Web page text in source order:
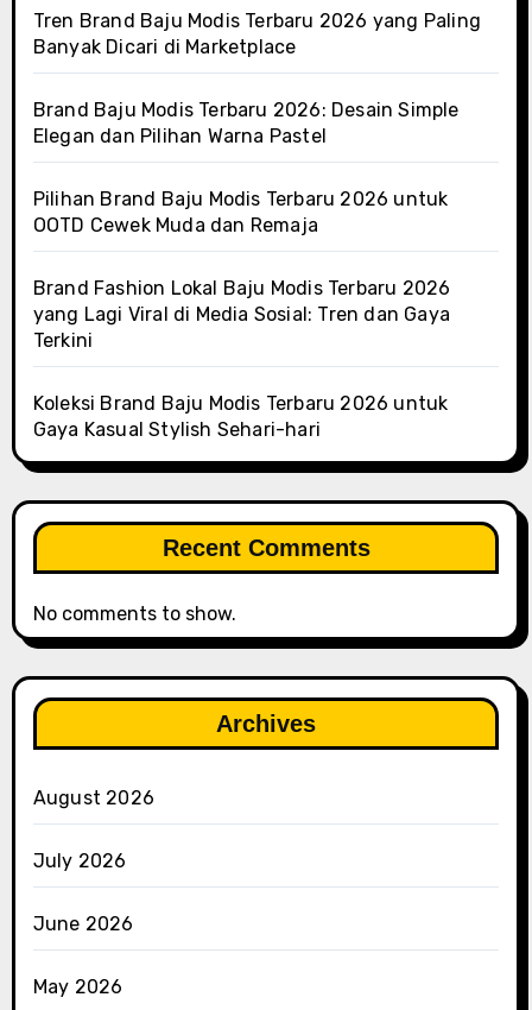
Tren Brand Baju Modis Terbaru 2026 yang Paling
Banyak Dicari di Marketplace
Brand Baju Modis Terbaru 2026: Desain Simple
Elegan dan Pilihan Warna Pastel
Pilihan Brand Baju Modis Terbaru 2026 untuk
OOTD Cewek Muda dan Remaja
Brand Fashion Lokal Baju Modis Terbaru 2026
yang Lagi Viral di Media Sosial: Tren dan Gaya
Terkini
Koleksi Brand Baju Modis Terbaru 2026 untuk
Gaya Kasual Stylish Sehari-hari
Recent Comments
No comments to show.
Archives
August 2026
July 2026
June 2026
May 2026